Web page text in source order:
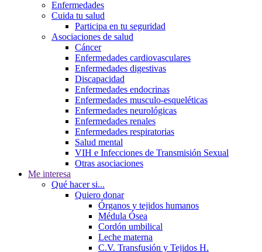
Enfermedades
Cuida tu salud
Participa en tu seguridad
Asociaciones de salud
Cáncer
Enfermedades cardiovasculares
Enfermedades digestivas
Discapacidad
Enfermedades endocrinas
Enfermedades musculo-esqueléticas
Enfermedades neurológicas
Enfermedades renales
Enfermedades respiratorias
Salud mental
VIH e Infecciones de Transmisión Sexual
Otras asociaciones
Me interesa
Qué hacer si...
Quiero donar
Órganos y tejidos humanos
Médula Ósea
Cordón umbilical
Leche materna
C.V. Transfusión y Tejidos H.